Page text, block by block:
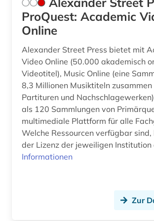
entwicklungsforschung (1)
entwicklungsländer (2)
entwicklungstheorie (1)
entwicklungszusammenarbeit (2)
entwicklungsökonomie (1)
enzyklopädie (2)
ProQuest: Academic
Online
Alexander Street Press bietet mit
Video Online (50.000 akademisch
Videotitel), Music Online (eine
8,3 Millionen Musiktiteln
Partituren und
als 120 Sammlungen von
multimediale Plattform für alle
Welche Ressourcen verfügbar
der Lizenz der jeweiligen Institution
Informationen
Zur